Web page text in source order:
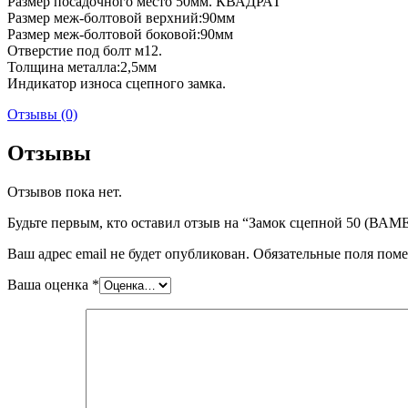
Размер меж-болтовой верхний:90мм
Размер меж-болтовой боковой:90мм
Отверстие под болт м12.
Толщина металла:2,5мм
Индикатор износа сцепного замка.
Отзывы (0)
Отзывы
Отзывов пока нет.
Будьте первым, кто оставил отзыв на “Замок сцепной 50
Ваш адрес email не будет опубликован. Обязательные поля
Ваша оценка *